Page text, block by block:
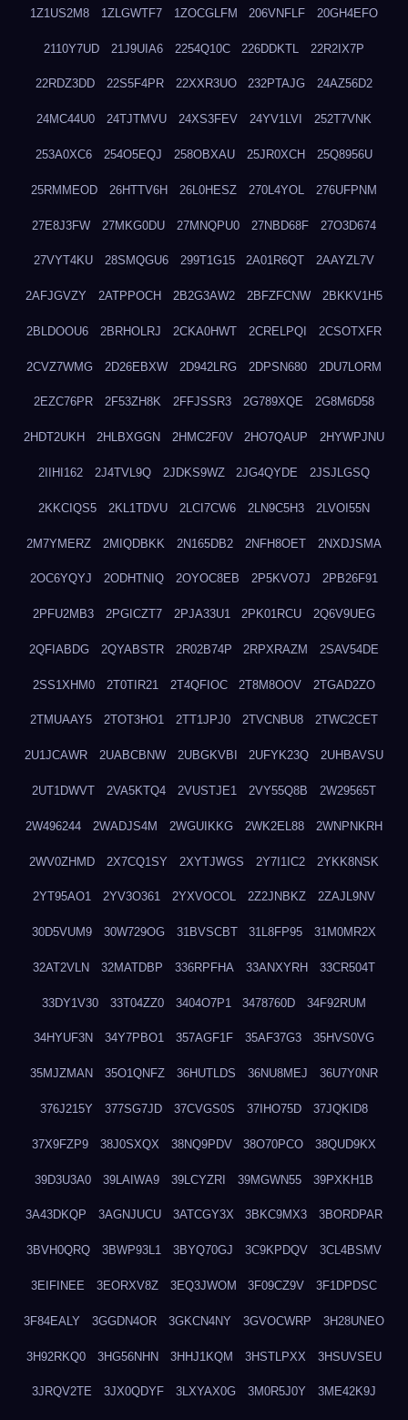
1Z1US2M8 1ZLGWTF7 1ZOCGLFM 206VNFLF 20GH4EFO
2110Y7UD 21J9UIA6 2254Q10C 226DDKTL 22R2IX7P
22RDZ3DD 22S5F4PR 22XXR3UO 232PTAJG 24AZ56D2
24MC44U0 24TJTMVU 24XS3FEV 24YV1LVI 252T7VNK
253A0XC6 254O5EQJ 258OBXAU 25JR0XCH 25Q8956U
25RMMEOD 26HTTV6H 26L0HESZ 270L4YOL 276UFPNM
27E8J3FW 27MKG0DU 27MNQPU0 27NBD68F 27O3D674
27VYT4KU 28SMQGU6 299T1G15 2A01R6QT 2AAYZL7V
2AFJGVZY 2ATPPOCH 2B2G3AW2 2BFZFCNW 2BKKV1H5
2BLDOOU6 2BRHOLRJ 2CKA0HWT 2CRELPQI 2CSOTXFR
2CVZ7WMG 2D26EBXW 2D942LRG 2DPSN680 2DU7LORM
2EZC76PR 2F53ZH8K 2FFJSSR3 2G789XQE 2G8M6D58
2HDT2UKH 2HLBXGGN 2HMC2F0V 2HO7QAUP 2HYWPJNU
2IIHI162 2J4TVL9Q 2JDKS9WZ 2JG4QYDE 2JSJLGSQ
2KKCIQS5 2KL1TDVU 2LCI7CW6 2LN9C5H3 2LVOI55N
2M7YMERZ 2MIQDBKK 2N165DB2 2NFH8OET 2NXDJSMA
2OC6YQYJ 2ODHTNIQ 2OYOC8EB 2P5KVO7J 2PB26F91
2PFU2MB3 2PGICZT7 2PJA33U1 2PK01RCU 2Q6V9UEG
2QFIABDG 2QYABSTR 2R02B74P 2RPXRAZM 2SAV54DE
2SS1XHM0 2T0TIR21 2T4QFIOC 2T8M8OOV 2TGAD2ZO
2TMUAAY5 2TOT3HO1 2TT1JPJ0 2TVCNBU8 2TWC2CET
2U1JCAWR 2UABCBNW 2UBGKVBI 2UFYK23Q 2UHBAVSU
2UT1DWVT 2VA5KTQ4 2VUSTJE1 2VY55Q8B 2W29565T
2W496244 2WADJS4M 2WGUIKKG 2WK2EL88 2WNPNKRH
2WV0ZHMD 2X7CQ1SY 2XYTJWGS 2Y7I1IC2 2YKK8NSK
2YT95AO1 2YV3O361 2YXVOCOL 2Z2JNBKZ 2ZAJL9NV
30D5VUM9 30W729OG 31BVSCBT 31L8FP95 31M0MR2X
32AT2VLN 32MATDBP 336RPFHA 33ANXYRH 33CR504T
33DY1V30 33T04ZZ0 3404O7P1 3478760D 34F92RUM
34HYUF3N 34Y7PBO1 357AGF1F 35AF37G3 35HVS0VG
35MJZMAN 35O1QNFZ 36HUTLDS 36NU8MEJ 36U7Y0NR
376J215Y 377SG7JD 37CVGS0S 37IHO75D 37JQKID8
37X9FZP9 38J0SXQX 38NQ9PDV 38O70PCO 38QUD9KX
39D3U3A0 39LAIWA9 39LCYZRI 39MGWN55 39PXKH1B
3A43DKQP 3AGNJUCU 3ATCGY3X 3BKC9MX3 3BORDPAR
3BVH0QRQ 3BWP93L1 3BYQ70GJ 3C9KPDQV 3CL4BSMV
3EIFINEE 3EORXV8Z 3EQ3JWOM 3F09CZ9V 3F1DPDSC
3F84EALY 3GGDN4OR 3GKCN4NY 3GVOCWRP 3H28UNEO
3H92RKQ0 3HG56NHN 3HHJ1KQM 3HSTLPXX 3HSUVSEU
3JRQV2TE 3JX0QDYF 3LXYAX0G 3M0R5J0Y 3ME42K9J